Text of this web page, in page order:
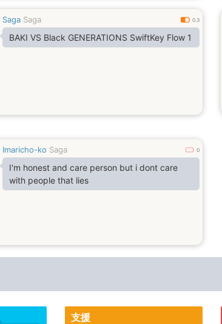
Saga Saga 0.3
BAKI VS Black GENERATIONS SwiftKey Flow 1
Imaricho-ko Saga 0
I'm honest and care person but i dont care
with people that lies
支援